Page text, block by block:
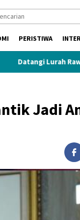
PERISTIWA
Warga
Jadi